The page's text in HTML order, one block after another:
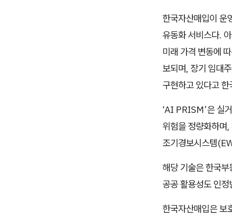
한국자산매입이 운
유동화 서비스다.
미래 가격 변동에
보되며, 장기 임대
구현하고 있다고
‘AI PRISM’은 실
위험을 정량화하
조기경보시스템
해당 기술은 한국
공공 활용성도 인정
한국자산매입은 보